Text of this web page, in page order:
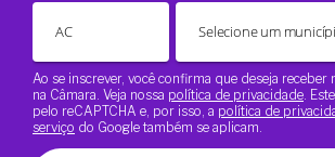
Ao se inscrever, você confirma que deseja receber
na Câmara. Veja nossa política de privacidade .
pelo reCAPTCHA e, por isso, a política de
serviço do Google também se aplicam.